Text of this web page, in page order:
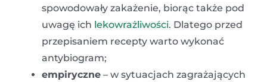
spowodowały zakażenie, biorąc także pod
uwagę ich lekowrażliwości. Dlatego przed
przepisaniem recepty warto wykonać
antybiogram;
empiryczne – w sytuacjach zagrażających